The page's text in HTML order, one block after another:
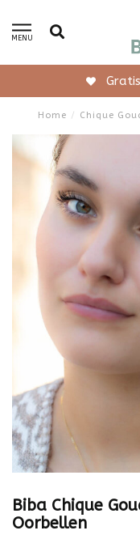
MENU
Home / Chique
Biba Chique
Oorbellen